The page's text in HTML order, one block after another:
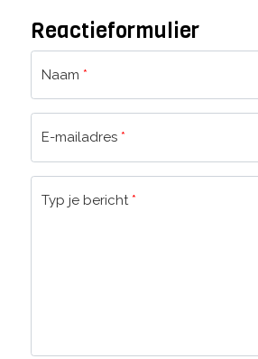
Reactieformulier
Naam *
E-mailadres *
Typ je bericht *